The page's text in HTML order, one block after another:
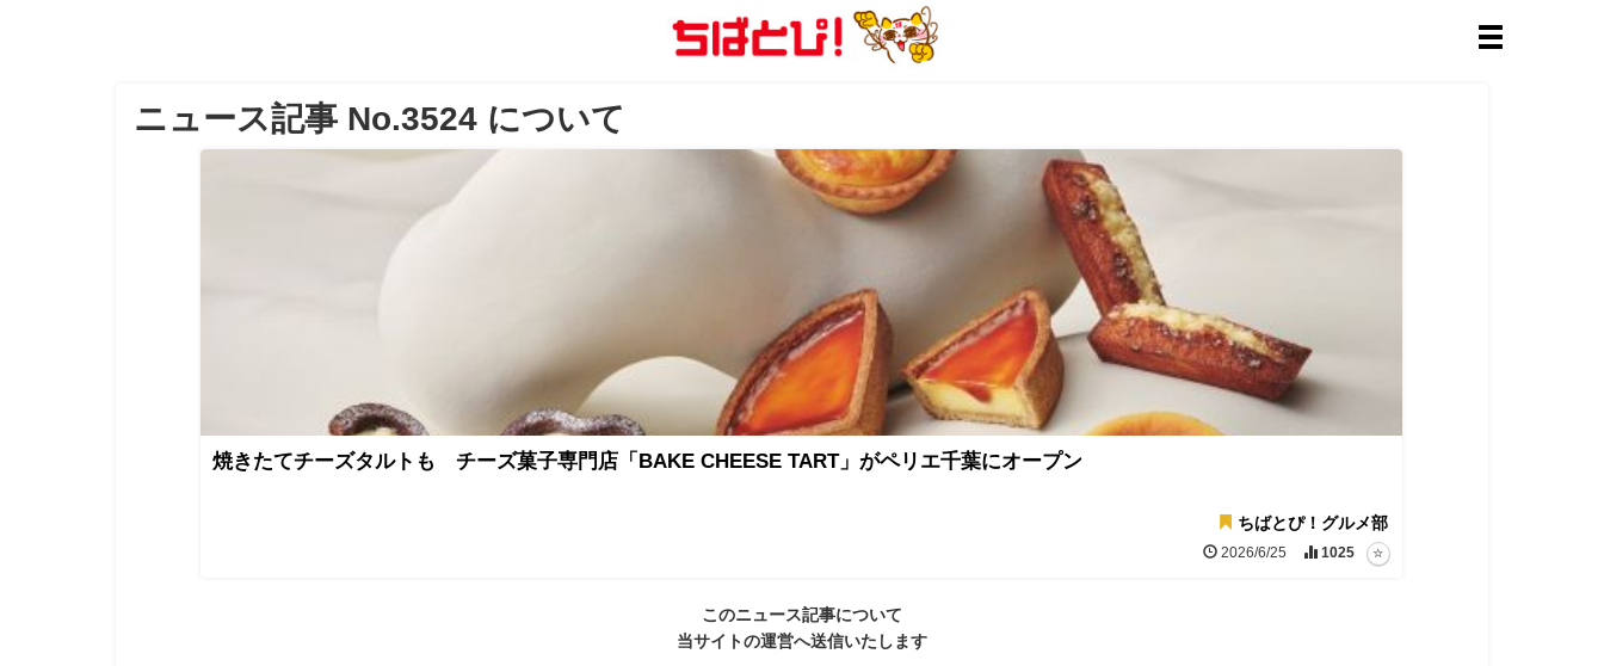
ニュース記事 No.3524 について
焼きたてチーズタルトも チーズ菓子専門店「BAKE CHEESE TART」がペリエ千葉にオープン
ちばとぴ！グルメ部
2026/6/25 1025
このニュース記事について
当サイトの運営へ送信いたします